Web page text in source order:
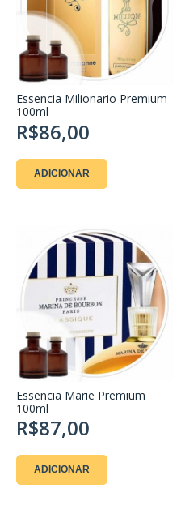
Essencia Milionario Premium
100ml
R$86,00
ADICIONAR
Essencia Marie Premium
100ml
R$87,00
ADICIONAR